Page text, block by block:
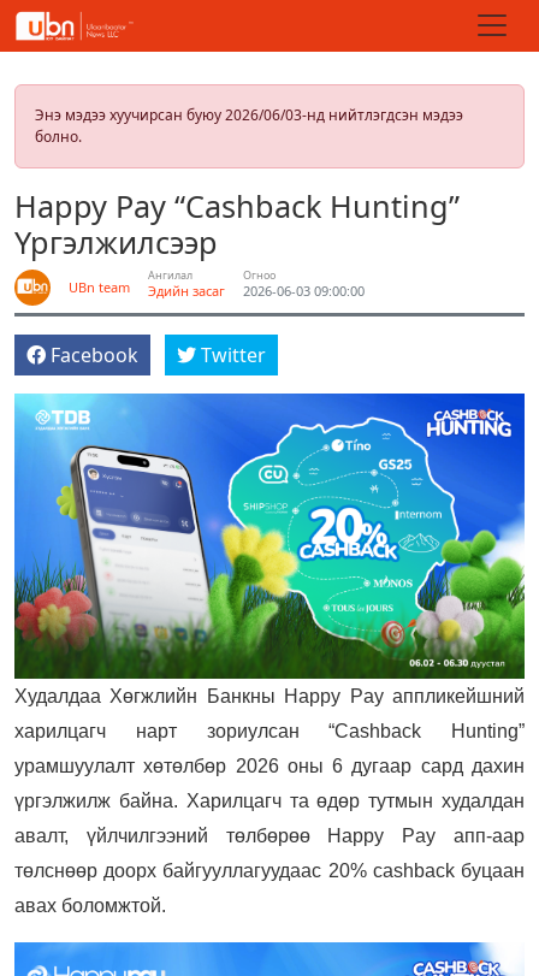
Энэ мэдээ хуучирсан буюу 2026/06/03-нд нийтлэгдсэн мэдээ
болно.
Happy Pay “Cashback Hunting”
Үргэлжилсээр
UBn team
Ангилал
Эдийн засаг
Огноо
2026-06-03 09:00:00
Facebook Twitter
Худалдаа Хөгжлийн Банкны Happy Pay аппликейшний
харилцагч нарт зориулсан “Cashback Hunting”
урамшуулалт хөтөлбөр 2026 оны 6 дугаар сард дахин
үргэлжилж байна. Харилцагч та өдөр тутмын худалдан
авалт, үйлчилгээний төлбөрөө Happy Pay апп-аар
төлснөөр доорх байгууллагуудаас 20% cashback буцаан
авах боломжтой.